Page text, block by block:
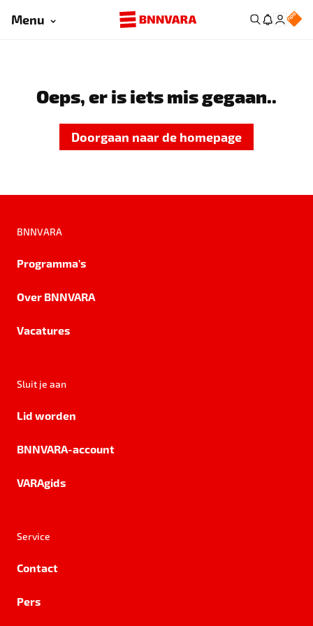
Menu
Oeps, er is iets mis gegaan..
Doorgaan naar de homepage
BNNVARA
Programma's
Over BNNVARA
Vacatures
Sluit je aan
Lid worden
BNNVARA-account
VARAgids
Service
Contact
Pers